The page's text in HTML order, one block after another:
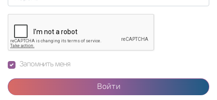
Запомнить меня
Войти